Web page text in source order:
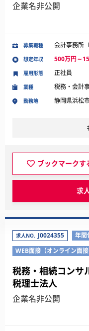
企業名非公開
募集職種 会計事務所（
想定年収 500万円～
業種 税務・会計
勤務地 静岡県浜松
雇用形態 正社員
ブックマークす
求
求人NO. J0024355 年間
WEB面接（オンライン面
税務・相続コンサ
税理士法人
企業名非公開